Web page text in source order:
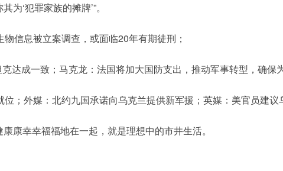
‘犯罪家族的摊牌’”。
信息被立案调查，或面临20年有期徒刑；
达成一致；马克龙：法国将加大国防支出，推动军事转型，确保
；外媒：北约九国承诺向乌克兰提供新军援；英媒：美官员建议
康幸幸福福地在一起，就是理想中的市井生活。